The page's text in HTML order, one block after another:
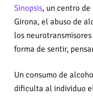
Sinopsis, un centro
Girona, el abuso de
los
forma de sentir,
Un consumo de
dificulta al individuo